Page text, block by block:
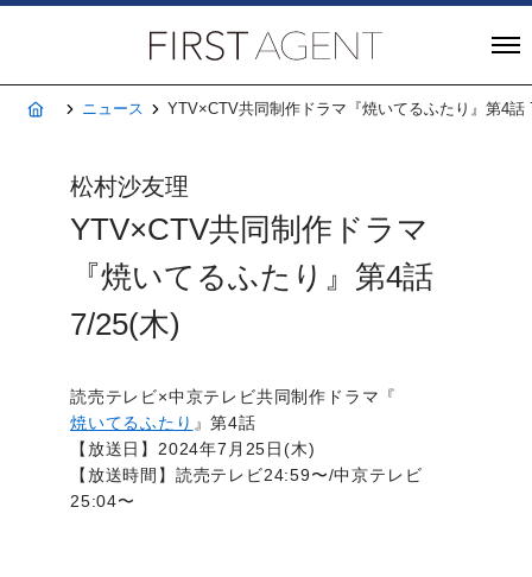
ホームニュース YTV×CTV共同制作ドラマ『焼いてるふたり』第4話
松村沙友理
YTV×CTV共同制作ドラマ
『焼いてるふたり』第4話
7/25(木)
読売テレビ×中京テレビ共同制作ドラマ『
焼いてるふたり 』第4話
【放送日】2024年7月25日(木)
【放送時間】読売テレビ24:59〜/中京テレビ
25:04〜